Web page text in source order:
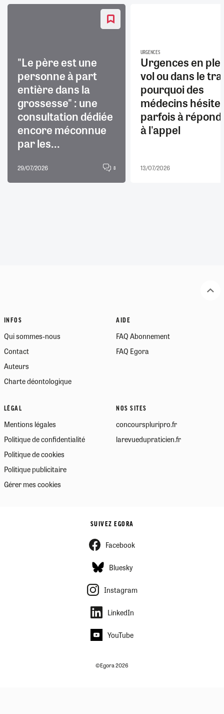
"Le père est une
personne à part
entière dans la
grossesse" : une
consultation dédiée
encore méconnue
par les...
29/07/2026 8
URGENCES
Urgences en
vol ou dans le
pourquoi des
médecins
parfois à
à l'appel
13/07/2026
INFOS
Qui sommes-nous
Contact
Auteurs
Charte déontologique
AIDE
FAQ Abonnement
FAQ Egora
LÉGAL
Mentions légales
Politique de confidentialité
Politique de cookies
Politique publicitaire
Gérer mes cookies
NOS SITES
concourspluripro.fr
larevuedupraticien.fr
SUIVEZ EGORA
Facebook
Bluesky
Instagram
LinkedIn
YouTube
©Egora 2026